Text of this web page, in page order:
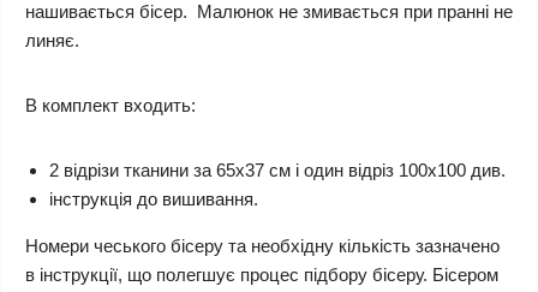
нашивається бісер. Малюнок не змивається при пранні не
линяє.
В комплект входить:
2 відрізи тканини за 65х37 см і один відріз 100х100 див.
інструкція до вишивання.
Номери чеського бісеру та необхідну кількість зазначено
в інструкції, що полегшує процес підбору бісеру. Бісером